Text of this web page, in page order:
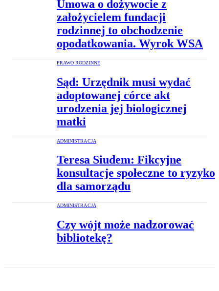
Umowa o dożywocie z
założycielem fundacji
rodzinnej to obchodzenie
opodatkowania. Wyrok WSA
PRAWO RODZINNE
Sąd: Urzędnik musi wydać
adoptowanej córce akt
urodzenia jej biologicznej
matki
ADMINISTRACJA
Teresa Siudem: Fikcyjne
konsultacje społeczne to ryzyko
dla samorządu
ADMINISTRACJA
Czy wójt może nadzorować
bibliotekę?